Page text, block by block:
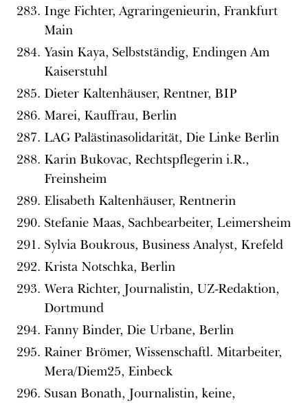
Inge Fichter, Agraringenieurin, Frankfurt
Main
Yasin Kaya, Selbstständig, Endingen Am
Kaiserstuhl
Dieter Kaltenhäuser, Rentner, BIP
Marei, Kauffrau, Berlin
LAG Palästinasolidarität, Die Linke Berlin
Karin Bukovac, Rechtspflegerin i.R.,
Freinsheim
Elisabeth Kaltenhäuser, Rentnerin
Stefanie Maas, Sachbearbeiter, Leimersheim
Sylvia Boukrous, Business Analyst, Krefeld
Krista Notschka, Berlin
Wera Richter, Journalistin, UZ-Redaktion,
Dortmund
Fanny Binder, Die Urbane, Berlin
Rainer Brömer, Wissenschaftl. Mitarbeiter,
Mera/Diem25, Einbeck
Susan Bonath, Journalistin, keine,